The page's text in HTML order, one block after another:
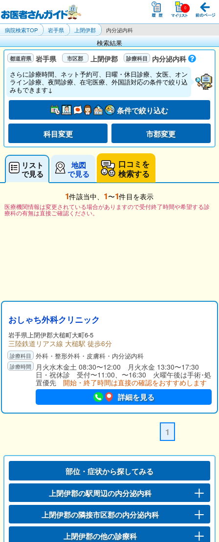
病院検索TOP 岩手県 上閉伊郡 内分泌内科
検索結果
岩手県 上閉伊郡 内分泌内科
さらに診療時間、ネット予約可、日曜・休日診療、女医、オン
ライン診療、夜間診療、在宅医療、外国語対応の条件で絞り込
みもできます↓
条件で絞り込む
科目変更 市郡変更
リスト
で見る
地図
で見る
口コミを
検索する
1件該当中、 1〜1件目を表示
医療機関情報は変更されている場合がありますので受付終了時間や希望する診
療科の有無は直接ご確認ください。
おしゃち外科クリニック
岩手県上閉伊郡大槌町大町6-5
三陸鉄道リアス線 大槌駅 徒歩6分
外科・整形外科・皮膚科・内分泌内科
月火水木金土 08:30〜12:00 月火水金 13:30〜17:30
日・祝休診 受付〜11:00、〜16:30 火曜午後は手術･処
置優先 開始・終了時間は直接の確認をおすすめします
詳細を見る
1
部位・症状から探してみる
上閉伊郡の駅周辺の内分泌内科
上閉伊郡の隣接市区郡の内分泌内科
上閉伊郡の他の診療科